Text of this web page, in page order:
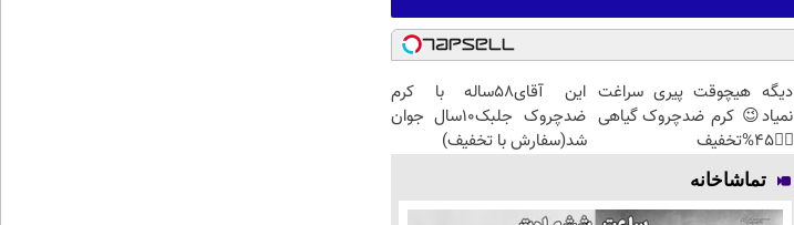
دیگه هیچوقت پیری سراغت
نمیاد😉 کرم ضدچروک گیاهی
👈🏻45%تخفیف
این آقای58ساله با کرم
ضدچروک جلبک10سال جوان
شد(سفارش با تخفیف)
تماشاخانه